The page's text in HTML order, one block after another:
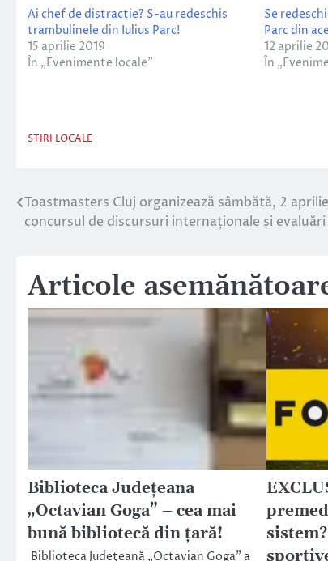
Ai chef de distracție? S-au redeschis
trambulinele din Iulius Parc!
15 aprilie 2019
În „Evenimente locale”
Se
Parc din
12 aprilie
În
STIRI LOCALE
Navigare
Toastmasters Cluj organizează sâmbătă, 2
concursul de discursuri internaționale și evaluări
Articole
Biblioteca Judeţeana
„Octavian Goga” – cea mai
bună bibliotecă din ţară!
Biblioteca Judeţeană „Octavian Goga” a